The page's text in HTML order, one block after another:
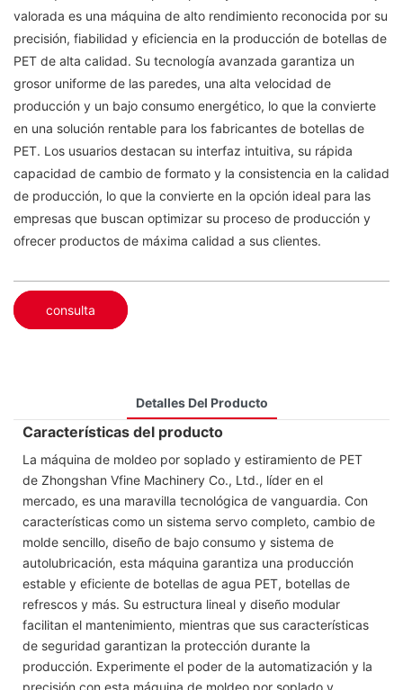
valorada es una máquina de alto rendimiento reconocida por su
precisión, fiabilidad y eficiencia en la producción de botellas de
PET de alta calidad. Su tecnología avanzada garantiza un
grosor uniforme de las paredes, una alta velocidad de
producción y un bajo consumo energético, lo que la convierte
en una solución rentable para los fabricantes de botellas de
PET. Los usuarios destacan su interfaz intuitiva, su rápida
capacidad de cambio de formato y la consistencia en la calidad
de producción, lo que la convierte en la opción ideal para las
empresas que buscan optimizar su proceso de producción y
ofrecer productos de máxima calidad a sus clientes.
consulta
Detalles Del Producto
Características del producto
La máquina de moldeo por soplado y estiramiento de PET
de Zhongshan Vfine Machinery Co., Ltd., líder en el
mercado, es una maravilla tecnológica de vanguardia. Con
características como un sistema servo completo, cambio de
molde sencillo, diseño de bajo consumo y sistema de
autolubricación, esta máquina garantiza una producción
estable y eficiente de botellas de agua PET, botellas de
refrescos y más. Su estructura lineal y diseño modular
facilitan el mantenimiento, mientras que sus características
de seguridad garantizan la protección durante la
producción. Experimente el poder de la automatización y la
precisión con esta máquina de moldeo por soplado y